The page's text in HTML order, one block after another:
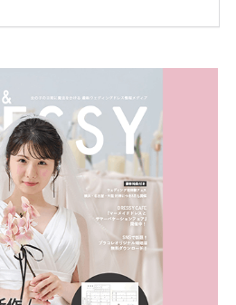
を扱っています。 至高のデザインと品
～60万ですが、 高いものだと数百万円
ラットが約200万円なので、 魔裟斗さん
輪は200万円以上のものだと想定できま
す。 【 […] 続きを読む